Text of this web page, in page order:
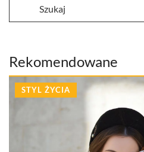
Rekomendowane
STYL ŻYCIA